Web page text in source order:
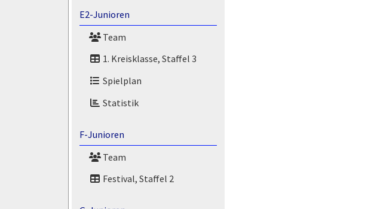
E2-Junioren
Team
1. Kreisklasse, Staffel 3
Spielplan
Statistik
F-Junioren
Team
Festival, Staffel 2